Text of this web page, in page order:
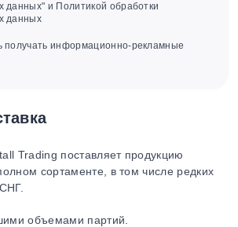
данных" и Политикой обработки
данных
получать информационно-рекламные
Trading поставляет продукцию
сортаменте, в том числе редких
объемами партий.